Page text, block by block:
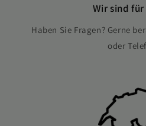
Wir sind für
Haben Sie Fragen? Gerne
oder